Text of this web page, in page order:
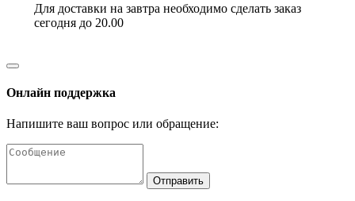
Для доставки на завтра необходимо сделать заказ
сегодня до 20.00
Онлайн поддержка
Напишите ваш вопрос или обращение:
Отправить